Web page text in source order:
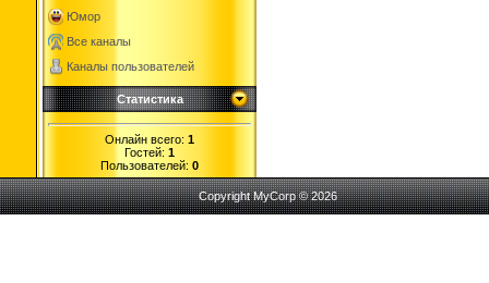
Юмор
Все каналы
Каналы пользователей
Статистика
Онлайн всего: 1
Гостей: 1
Пользователей: 0
Copyright MyCorp © 2026